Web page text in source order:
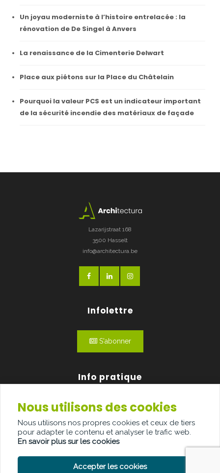
Un joyau moderniste à l’histoire entrelacée : la
rénovation de De Singel à Anvers
La renaissance de la Cimenterie Delwart
Place aux piétons sur la Place du Châtelain
Pourquoi la valeur PCS est un indicateur important
de la sécurité incendie des matériaux de façade
Lazarijstraat 168
3500 Hasselt
info@architectura.be
Infolettre
S'abonner
Info pratique
Qui sommes-nous?
Publicité
Contact
Nous utilisons des cookies
Nous utilisons nos propres cookies et ceux de tiers
pour adapter le contenu et analyser le trafic web.
En savoir plus sur les cookies
Accepter les cookies